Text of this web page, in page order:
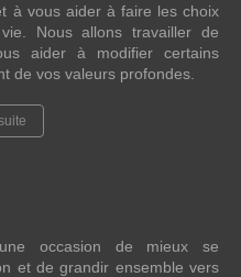
à vous aider à faire les choix
Nous allons travailler de
aider à modifier certains
de vos valeurs profondes.
occasion de mieux se
et de grandir ensemble vers